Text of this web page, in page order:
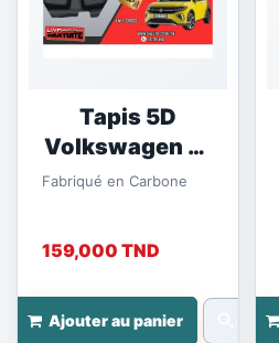
Tapis 5D
Volkswagen T-
Cross
Fabriqué en Carbone
159,000 TND
Ajouter au panier